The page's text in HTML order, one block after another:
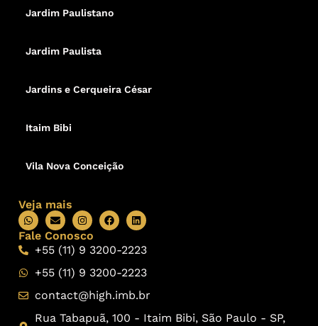
Jardim Paulistano
Jardim Paulista
Jardins e Cerqueira César
Itaim Bibi
Vila Nova Conceição
Veja mais
Fale Conosco
+55 (11) 9 3200-2223
+55 (11) 9 3200-2223
contact@high.imb.br
Rua Tabapuã, 100 - Itaim Bibi, São Paulo - SP,